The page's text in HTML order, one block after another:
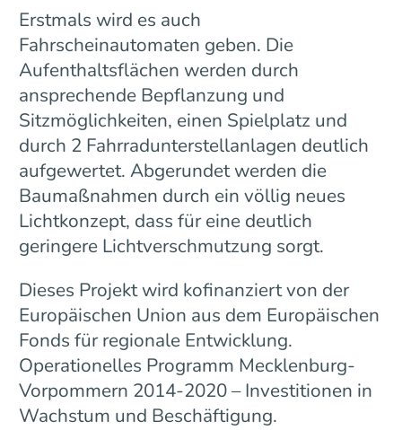
Erstmals wird es auch
Fahrscheinautomaten geben. Die
Aufenthaltsflächen werden durch
ansprechende Bepflanzung und
Sitzmöglichkeiten, einen Spielplatz und
durch 2 Fahrradunterstellanlagen deutlich
aufgewertet. Abgerundet werden die
Baumaßnahmen durch ein völlig neues
Lichtkonzept, dass für eine deutlich
geringere Lichtverschmutzung sorgt.
Dieses Projekt wird kofinanziert von der
Europäischen Union aus dem Europäischen
Fonds für regionale Entwicklung.
Operationelles Programm Mecklenburg-
Vorpommern 2014-2020 – Investitionen in
Wachstum und Beschäftigung.